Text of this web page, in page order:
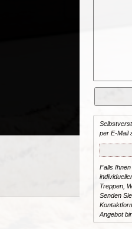
per E-Mail
Falls
Treppen,
Senden
Angebot